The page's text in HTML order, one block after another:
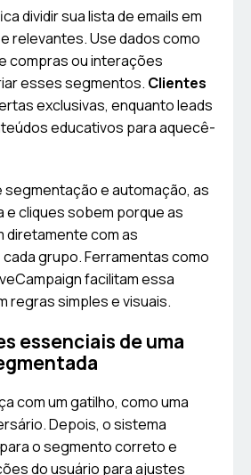
dividir sua lista de emails em
relevantes. Use dados como
compras ou interações
esses segmentos. Clientes
exclusivas, enquanto leads
educativos para aquecê-
segmentação e automação, as
e cliques sobem porque as
diretamente com as
grupo. Ferramentas como
facilitam essa
regras simples e visuais.
essenciais de uma
com um gatilho, como uma
Depois, o sistema
o segmento correto e
do usuário para ajustes